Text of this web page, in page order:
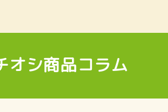
オシ商品コラム